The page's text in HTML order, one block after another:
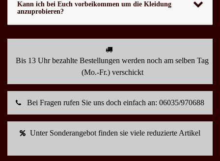
Kann ich bei Euch vorbeikommen um die Kleidung
anzuprobieren?
Bis 13 Uhr bezahlte Bestellungen werden noch am selben Tag
(Mo.-Fr.) verschickt
Bei Fragen rufen Sie uns doch einfach an: 06035/970688
Unter Sonderangebot finden sie viele reduzierte Artikel